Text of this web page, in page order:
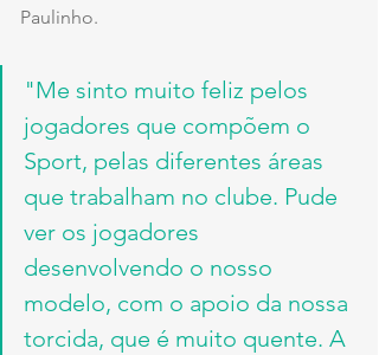
Paulinho.
"Me sinto muito feliz pelos
jogadores que compõem o
Sport, pelas diferentes áreas
que trabalham no clube. Pude
ver os jogadores
desenvolvendo o nosso
modelo, com o apoio da nossa
torcida, que é muito quente. A